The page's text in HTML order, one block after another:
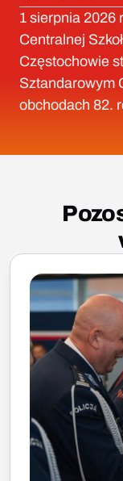
1 sierpnia 2026
Centralnej
Częstochowie
Sztandarowym
obchodach 82.